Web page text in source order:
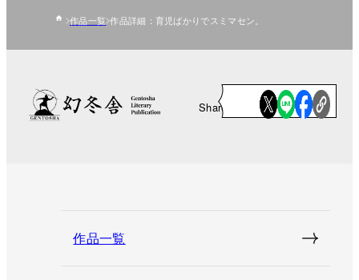
作品一覧 作品詳細：育児ばかりでスミマセン。
Share
作品一覧